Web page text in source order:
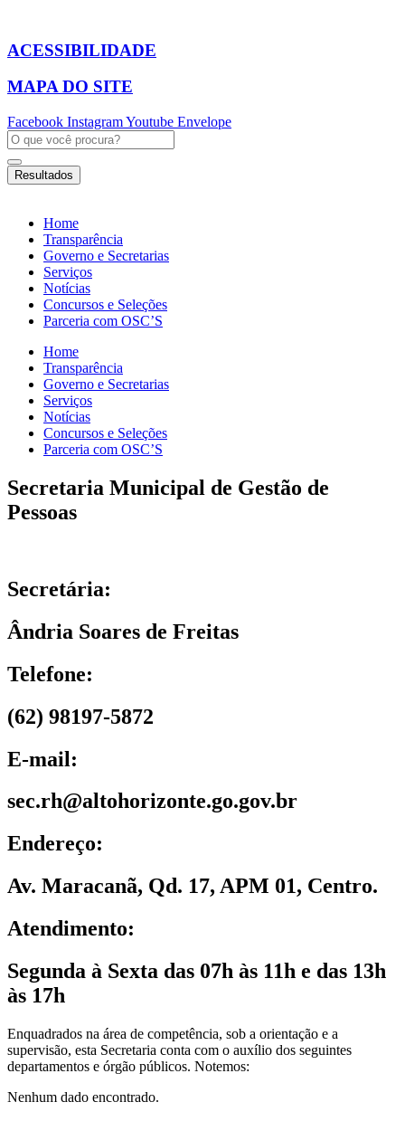
o
conteúdo
ACESSIBILIDADE
MAPA DO SITE
Facebook InstagramYoutube Envelope
Pesquisar
...
Resultados
Home
Transparência
Governo e Secretarias
Serviços
Notícias
Concursos e Seleções
Parceria com OSC’S
Home
Transparência
Governo e Secretarias
Serviços
Notícias
Concursos e Seleções
Parceria com OSC’S
Secretaria Municipal de Gestão de
Pessoas
Secretária:
Ândria Soares de Freitas
Telefone:
(62) 98197-5872
E-mail:
sec.rh@altohorizonte.go.gov.br
Endereço:
Av. Maracanã, Qd. 17, APM 01, Centro.
Atendimento:
Segunda à Sexta das 07h às 11h e das 13h
às 17h
Enquadrados na área de competência, sob a orientação e a
supervisão, esta Secretaria conta com o auxílio dos seguintes
departamentos e órgão públicos. Notemos:
Nenhum dado encontrado.